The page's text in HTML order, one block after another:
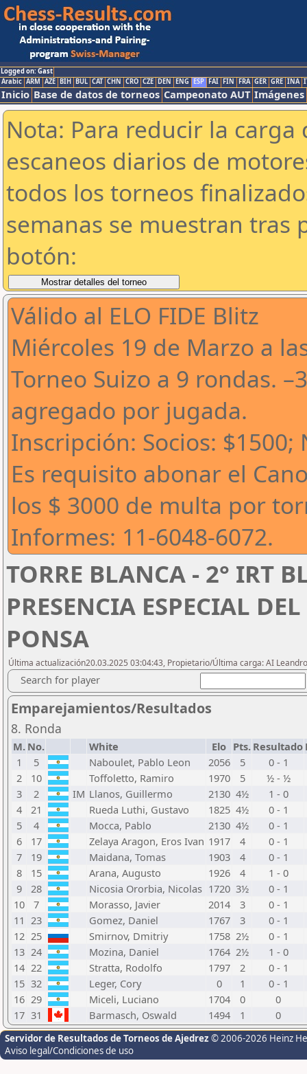
Logged on: Gast
Arabic ARM AZE BIH BUL CAT CHN CRO CZE DEN ENG ESP FAI FIN FRA GER GRE INA
Inicio Base de datos de torneos Campeonato AUT Imágenes
Nota: Para reducir la
escaneos diarios de
todos los torneos
semanas se muestran tras
botón:
Válido al ELO FIDE Blitz
Miércoles 19 de Marzo a
Torneo Suizo a 9 rondas.
agregado por jugada.
Inscripción: Socios: $1500;
Es requisito abonar el
los $ 3000 de multa por
Informes: 11-6048-6072.
TORRE BLANCA - 2° IRT
PRESENCIA ESPECIAL
PONSA
Última actualización20.03.2025 03:04:43, Propietario/Última carga: AI
Search for player
Emparejamientos/Resultados
8. Ronda
M. No. White Elo Pts. Resultado
1
5 Naboulet, Pablo Leon 2056 5
0 - 1
2
10 Toffoletto, Ramiro 1970 5
½ - ½
3
2 IM Llanos, Guillermo 2130 4½
1 - 0
4
21 Rueda Luthi, Gustavo 1825 4½
0 - 1
5
4 Mocca, Pablo 2130 4½
0 - 1
6
17 Zelaya Aragon, Eros Ivan 1917 4
0 - 1
7
19 Maidana, Tomas 1903 4
0 - 1
8
15 Arana, Augusto 1926 4
1 - 0
9
28 Nicosia Ororbia, Nicolas 1720 3½
0 - 1
10
7 Morasso, Javier 2014 3
0 - 1
11 23 Gomez, Daniel 1767 3
0 - 1
12 25 Smirnov, Dmitriy 1758 2½
0 - 1
13 24 Mozina, Daniel 1764 2½
1 - 0
14 22 Stratta, Rodolfo 1797 2
0 - 1
15 32 Leger, Cory 0 1
0 - 1
16 29 Miceli, Luciano 1704 0
0
17 31 Barmasch, Oswald 1494 1 0
Servidor de Resultados de Torneos de Ajedrez © 2006-2026 Heinz
Aviso legal/Condiciones de uso